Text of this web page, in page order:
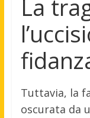
La
Tuttavia, la
oscurata da